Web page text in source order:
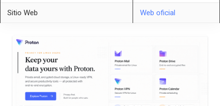
Sitio Web Web oficial